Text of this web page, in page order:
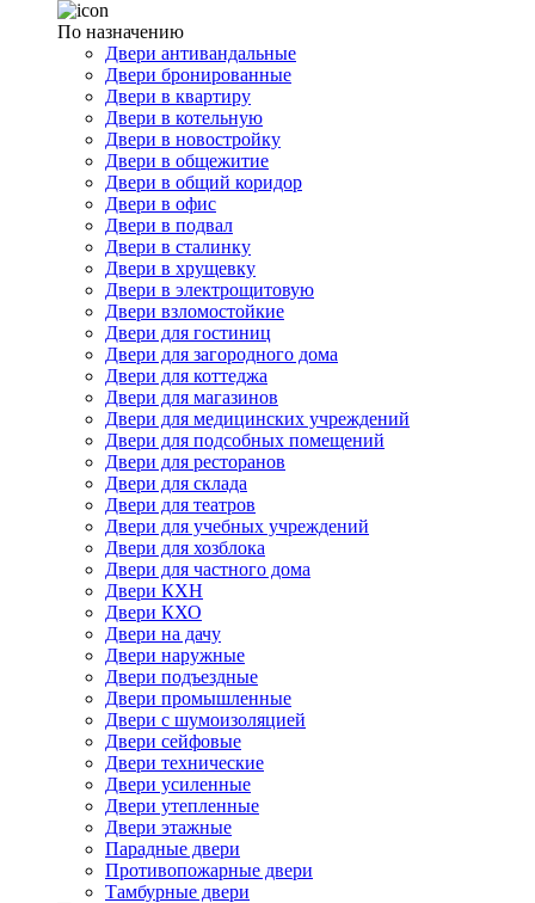
По назначению
Двери антивандальные
Двери бронированные
Двери в квартиру
Двери в котельную
Двери в новостройку
Двери в общежитие
Двери в общий коридор
Двери в офис
Двери в подвал
Двери в сталинку
Двери в хрущевку
Двери в электрощитовую
Двери взломостойкие
Двери для гостиниц
Двери для загородного дома
Двери для коттеджа
Двери для магазинов
Двери для медицинских учреждений
Двери для подсобных помещений
Двери для ресторанов
Двери для склада
Двери для театров
Двери для учебных учреждений
Двери для хозблока
Двери для частного дома
Двери КХН
Двери КХО
Двери на дачу
Двери наружные
Двери подъездные
Двери промышленные
Двери с шумоизоляцией
Двери сейфовые
Двери технические
Двери усиленные
Двери утепленные
Двери этажные
Парадные двери
Противопожарные двери
Тамбурные двери